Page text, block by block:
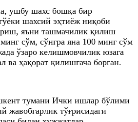
ушбу шахс бошқа бир
шахсий эҳтиёж ниқоби
яъни ташмачилик қилиш
минг сўм, сўнгра яна 100 минг сўм
ўзаро келишмовчилик юзага
ва ҳақорат қилишгача борган.
тумани Ички ишлар бўлими
жавобгарлик тўғрисидаги